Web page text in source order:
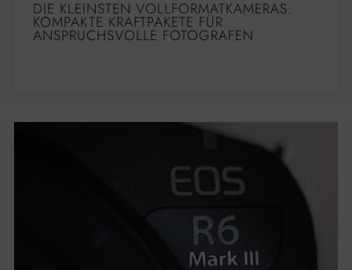
DIE KLEINSTEN VOLLFORMATKAMERAS:
KOMPAKTE KRAFTPAKETE FÜR
ANSPRUCHSVOLLE FOTOGRAFEN